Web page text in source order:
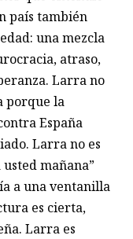
país también
una mezcla
atraso,
Larra no
porque la
España
Larra no es
mañana”
a una ventanilla
es cierta,
Larra es